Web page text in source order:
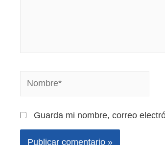
Guarda mi nombre, correo